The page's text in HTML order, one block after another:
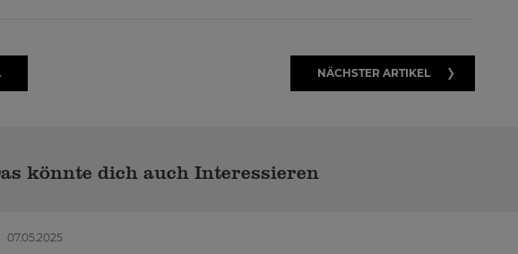
NÄCHSTER ARTIKEL
könnte dich auch Interessieren
07.05.2025